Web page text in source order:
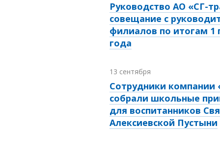
Руководство АО «СГ-
совещание с
филиалов по итогам 1
года
13 сентября
Сотрудники компании
собрали школьные
для воспитанников
Алексиевской Пустыни